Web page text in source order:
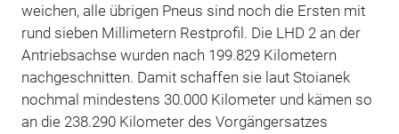
weichen, alle übrigen Pneus sind noch die Ersten mit
rund sieben Millimetern Restprofil. Die LHD 2 an der
Antriebsachse wurden nach 199.829 Kilometern
nachgeschnitten. Damit schaffen sie laut Stoianek
nochmal mindestens 30.000 Kilometer und kämen so
an die 238.290 Kilometer des Vorgängersatzes